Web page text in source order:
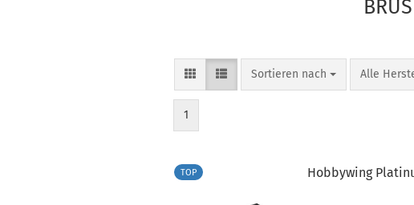
Sortieren nach
Sortieren nach Alle
pro Seite
1
TOP Hobbywing